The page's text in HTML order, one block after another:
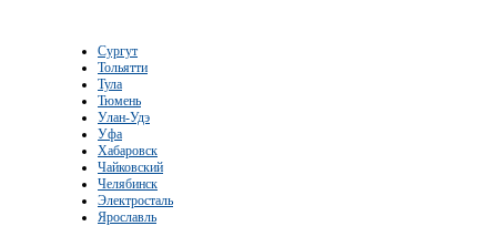
Сургут
Тольятти
Тула
Тюмень
Улан-Удэ
Уфа
Хабаровск
Чайковский
Челябинск
Электросталь
Ярославль